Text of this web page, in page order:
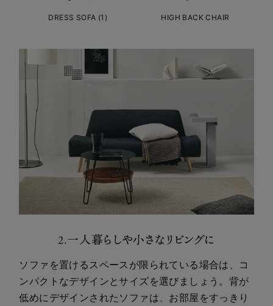
DRESS SOFA (1) HIGH BACK CHAIR
2.一人暮らしや小さなリビングに
ソファを置けるスペースが限られている場合は、コ
ンパクトなデザインとサイズを選びましょう。背が
低めにデザインされたソファは、お部屋をすっきり